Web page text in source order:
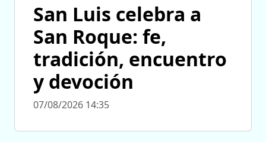
San Luis celebra a
San Roque: fe,
tradición, encuentro
y devoción
07/08/2026 14:35